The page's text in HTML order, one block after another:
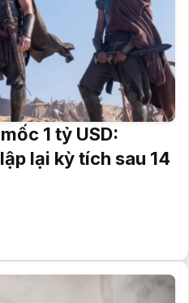
1 tỷ USD:
lại kỳ tích sau 14